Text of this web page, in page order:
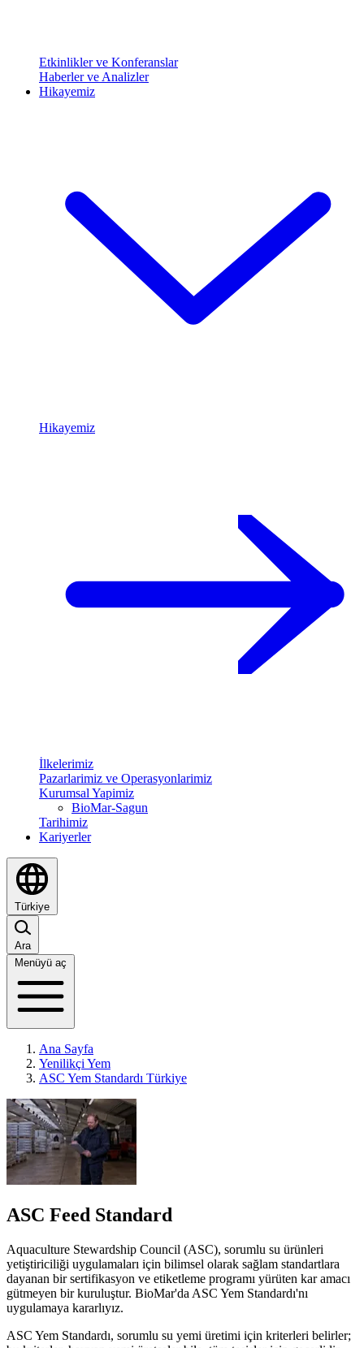
Etkinlikler ve Konferanslar
Haberler ve Analizler
Hikayemiz
Hikayemiz
İlkelerimiz
Pazarlarimiz ve Operasyonlarimiz
Kurumsal Yapimiz
BioMar-Sagun
Tarihimiz
Kariyerler
Türkiye
Ara
Menüyü aç
Ana Sayfa
Yenilikçi Yem
ASC Yem Standardı Türkiye
ASC Feed Standard
Aquaculture Stewardship Council (ASC), sorumlu su ürünleri
yetiştiriciliği uygulamaları için bilimsel olarak sağlam standartlara
dayanan bir sertifikasyon ve etiketleme programı yürüten kar amacı
gütmeyen bir kuruluştur. BioMar'da ASC Yem Standardı'nı
uygulamaya kararlıyız.
ASC Yem Standardı, sorumlu su yemi üretimi için kriterleri belirler;